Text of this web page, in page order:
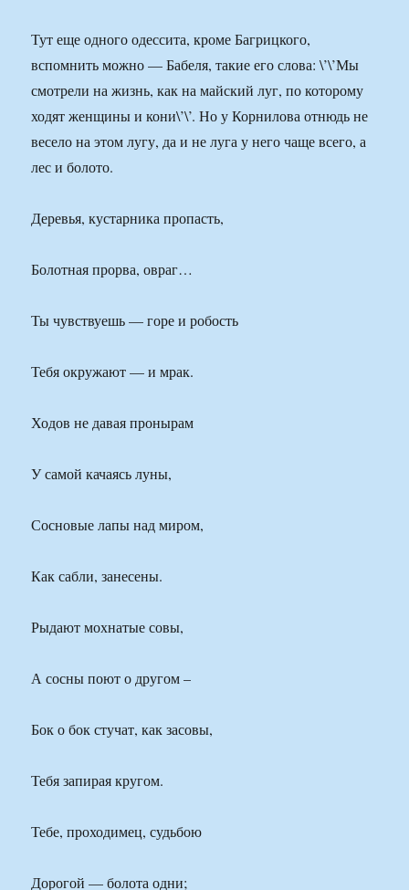
Тут еще одного одессита, кроме Багрицкого,
вспомнить можно — Бабеля, такие его слова: \’\’Мы
смотрели на жизнь, как на майский луг, по которому
ходят женщины и кони\’\’. Но у Корнилова отнюдь не
весело на этом лугу, да и не луга у него чаще всего, а
лес и болото.
Деревья, кустарника пропасть,
Болотная прорва, овраг…
Ты чувствуешь — горе и робость
Тебя окружают — и мрак.
Ходов не давая пронырам
У самой качаясь луны,
Сосновые лапы над миром,
Как сабли, занесены.
Рыдают мохнатые совы,
А сосны поют о другом –
Бок о бок стучат, как засовы,
Тебя запирая кругом.
Тебе, проходимец, судьбою
Дорогой — болота одни;